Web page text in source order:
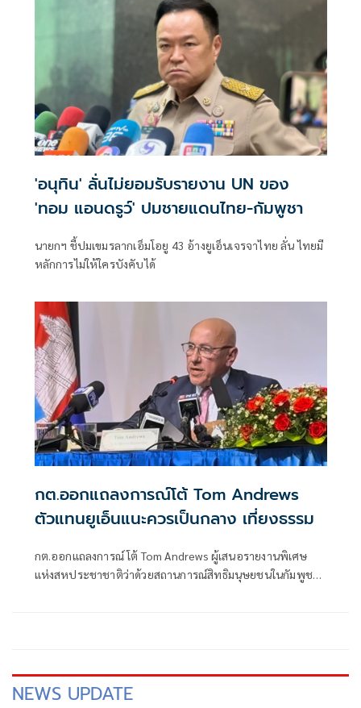
ชี้กระทบความเป็นกลาง -เที่ยงธรรม “สีหศักดิ์”
'อนุทิน' ลั่นไม่ยอมรับรายงาน UN ของ
'ทอม แอนดรูว์' ปมชายแดนไทย-กัมพูชา
นายกฯ ชี้ปมเขมรลากเอ็มโอยู 43 อ้างยูเอ็นเจรจาไทย ลั่น ไทยมี
หลักการไม่ให้ใครบังคับได้
กต.ออกแถลงการณ์โต้ Tom Andrews
ตัวแทนยูเอ็นแนะควรเป็นกลาง เที่ยงธรรม
กต.ออกแถลงการณ์ โต้ Tom Andrews ผู้เสนอรายงานพิเศษ
แห่งสหประชาชาติว่าด้วยสถานการณ์สิทธิมนุษยชนในกัมพูชา
NEWS UPDATE